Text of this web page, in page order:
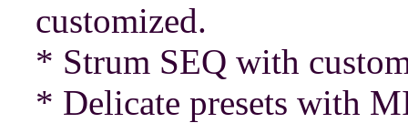
customized.
* Strum SEQ with
* Delicate presets with